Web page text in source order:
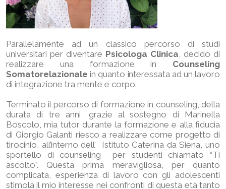
Parallelamente ad un classico percorso di studi
universitari per diventare Psicologa Clinica, decido di
realizzare una formazione in Counseling
Somatorelazionale in quanto interessata ad un lavoro
di integrazione tra mente e corpo.
Terminato il percorso di formazione in counseling, della
durata di tre anni, grazie al sostegno di Marinella
Boscolo, mia tutor durante la formazione e alla fiducia
di Giorgio Galanti riesco a realizzare come progetto di
tirocinio, all’interno dell’ Istituto Caterina da Siena, uno
sportello di counseling per studenti chiamato “Ti
ascolto”. Questa prima meravigliosa, per quanto
complicata, esperienza di lavoro con gli adolescenti
stimola il mio interesse nei confronti di questa età tanto